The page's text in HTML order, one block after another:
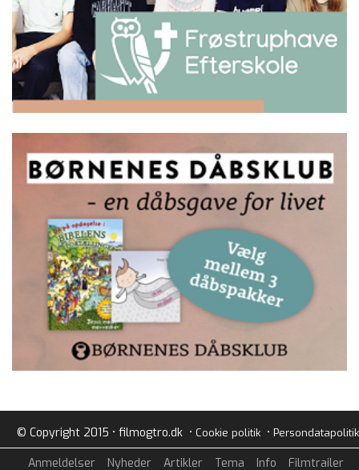
© Copyright 2015 • filmogtro.dk • Cookie politik• Persondatapolitik
Anmeldelser Nyheder Artikler Tema Info Filmtrailer